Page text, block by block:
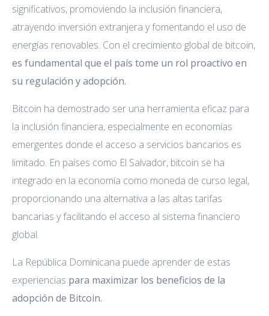
significativos, promoviendo la inclusión financiera,
atrayendo inversión extranjera y fomentando el uso de
energías renovables. Con el crecimiento global de bitcoin,
es fundamental que el país tome un rol proactivo en
su regulación y adopción.
Bitcoin ha demostrado ser una herramienta eficaz para
la inclusión financiera, especialmente en economías
emergentes donde el acceso a servicios bancarios es
limitado. En países como El Salvador, bitcoin se ha
integrado en la economía como moneda de curso legal,
proporcionando una alternativa a las altas tarifas
bancarias y facilitando el acceso al sistema financiero
global.
La República Dominicana puede aprender de estas
experiencias para maximizar los beneficios de la
adopción de Bitcoin.